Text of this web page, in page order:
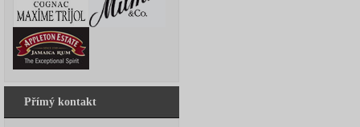
Přímý kontakt